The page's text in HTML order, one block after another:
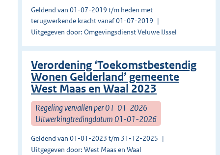
Geldend van 01-07-2019 t/m heden met
terugwerkende kracht vanaf 01-07-2019
Uitgegeven door: Omgevingsdienst Veluwe IJssel
Verordening ‘Toekomstbestendig
Wonen Gelderland’ gemeente
West Maas en Waal 2023
Regeling vervallen per 01-01-2026
Uitwerkingtredingdatum 01-01-2026
Geldend van 01-01-2023 t/m 31-12-2025
Uitgegeven door: West Maas en Waal